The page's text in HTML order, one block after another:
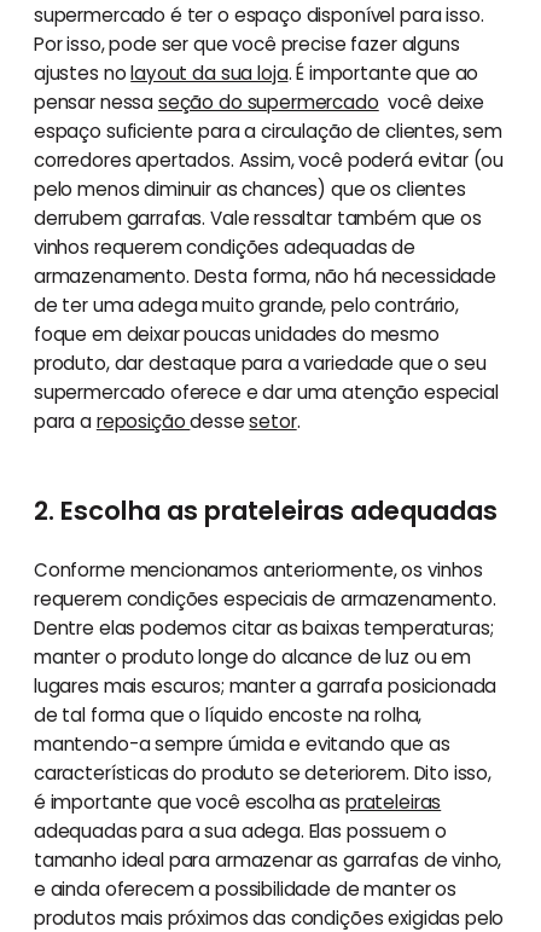
supermercado é ter o espaço disponível para isso.
Por isso, pode ser que você precise fazer alguns
ajustes nolayout da sua loja. É importante que ao
pensar nessaseção do supermercado você deixe
espaço suficiente para a circulação de clientes, sem
corredores apertados. Assim, você poderá evitar (ou
pelo menos diminuir as chances) que os clientes
derrubem garrafas. Vale ressaltar também que os
vinhos requerem condições adequadas de
armazenamento. Desta forma, não há necessidade
de ter uma adega muito grande, pelo contrário,
foque em deixar poucas unidades do mesmo
produto, dar destaque para a variedade que o seu
supermercado oferece e dar uma atenção especial
para areposiçãodessesetor.
2. Escolha as prateleiras adequadas
Conforme mencionamos anteriormente, os vinhos
requerem condições especiais de armazenamento.
Dentre elas podemos citar as baixas temperaturas;
manter o produto longe do alcance de luz ou em
lugares mais escuros; manter a garrafa posicionada
de tal forma que o líquido encoste na rolha,
mantendo-a sempre úmida e evitando que as
características do produto se deteriorem. Dito isso,
é importante que você escolha as prateleiras
adequadas para a sua adega. Elas possuem o
tamanho ideal para armazenar as garrafas de vinho,
e ainda oferecem a possibilidade de manter os
produtos mais próximos das condições exigidas pelo